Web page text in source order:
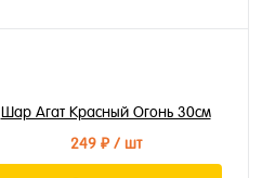
Шар Агат Красный Огонь 30см
249 ₽/ шт